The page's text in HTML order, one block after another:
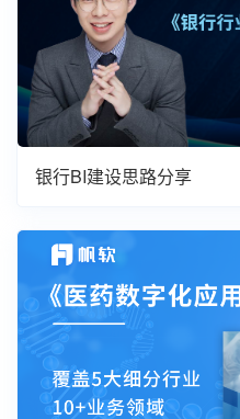
银行BI建设思路分享